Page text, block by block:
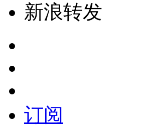
新浪转发
订阅